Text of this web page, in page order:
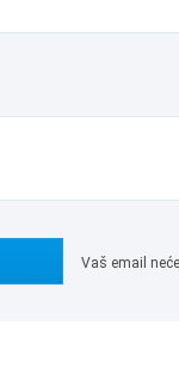
Vaš email